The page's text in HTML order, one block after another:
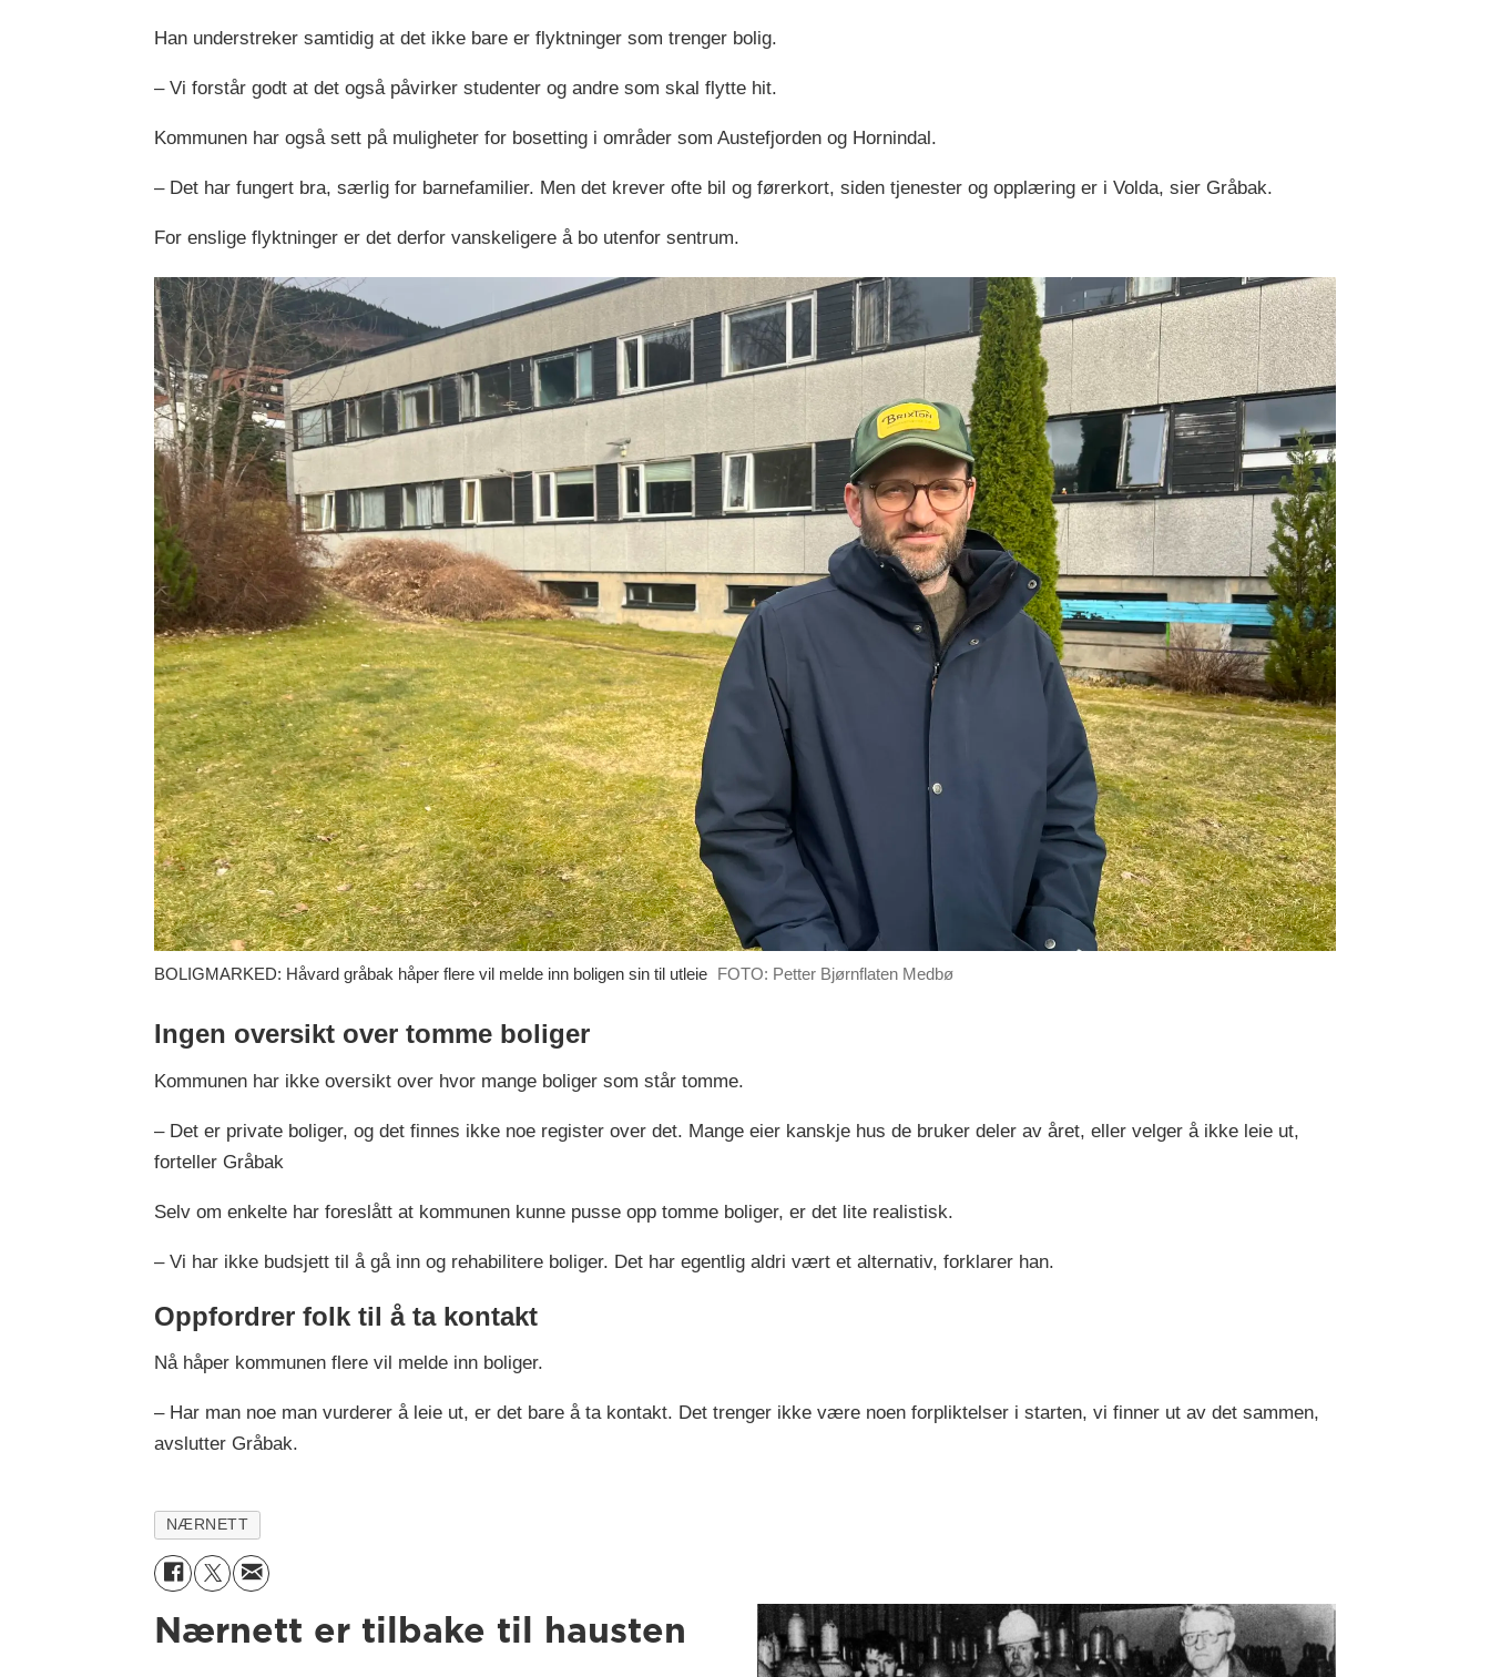
Han understreker samtidig at det ikke bare er flyktninger som trenger bolig.
– Vi forstår godt at det også påvirker studenter og andre som skal flytte hit.
Kommunen har også sett på muligheter for bosetting i områder som Austefjorden og Hornindal.
– Det har fungert bra, særlig for barnefamilier. Men det krever ofte bil og førerkort, siden tjenester og opplæring er i Volda, sier Gråbak.
For enslige flyktninger er det derfor vanskeligere å bo utenfor sentrum.
BOLIGMARKED: Håvard gråbak håper flere vil melde inn boligen sin til utleie FOTO: Petter Bjørnflaten Medbø
Ingen oversikt over tomme boliger
Kommunen har ikke oversikt over hvor mange boliger som står tomme.
– Det er private boliger, og det finnes ikke noe register over det. Mange eier kanskje hus de bruker deler av året, eller velger å ikke leie ut,
forteller Gråbak
Selv om enkelte har foreslått at kommunen kunne pusse opp tomme boliger, er det lite realistisk.
– Vi har ikke budsjett til å gå inn og rehabilitere boliger. Det har egentlig aldri vært et alternativ, forklarer han.
Oppfordrer folk til å ta kontakt
Nå håper kommunen flere vil melde inn boliger.
– Har man noe man vurderer å leie ut, er det bare å ta kontakt. Det trenger ikke være noen forpliktelser i starten, vi finner ut av det sammen,
avslutter Gråbak.
NÆRNETT
Nærnett er tilbake til hausten